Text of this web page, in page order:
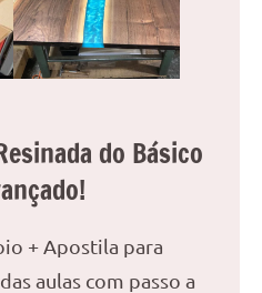
do Básico
+ Apostila para
aulas com passo a